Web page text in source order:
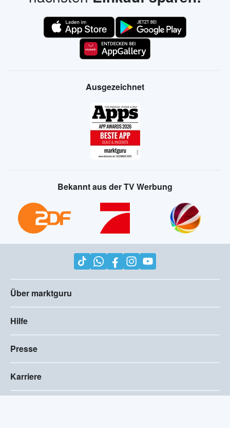
Ausgezeichnet
Bekannt aus der TV Werbung
Über marktguru
Hilfe
Presse
Karriere